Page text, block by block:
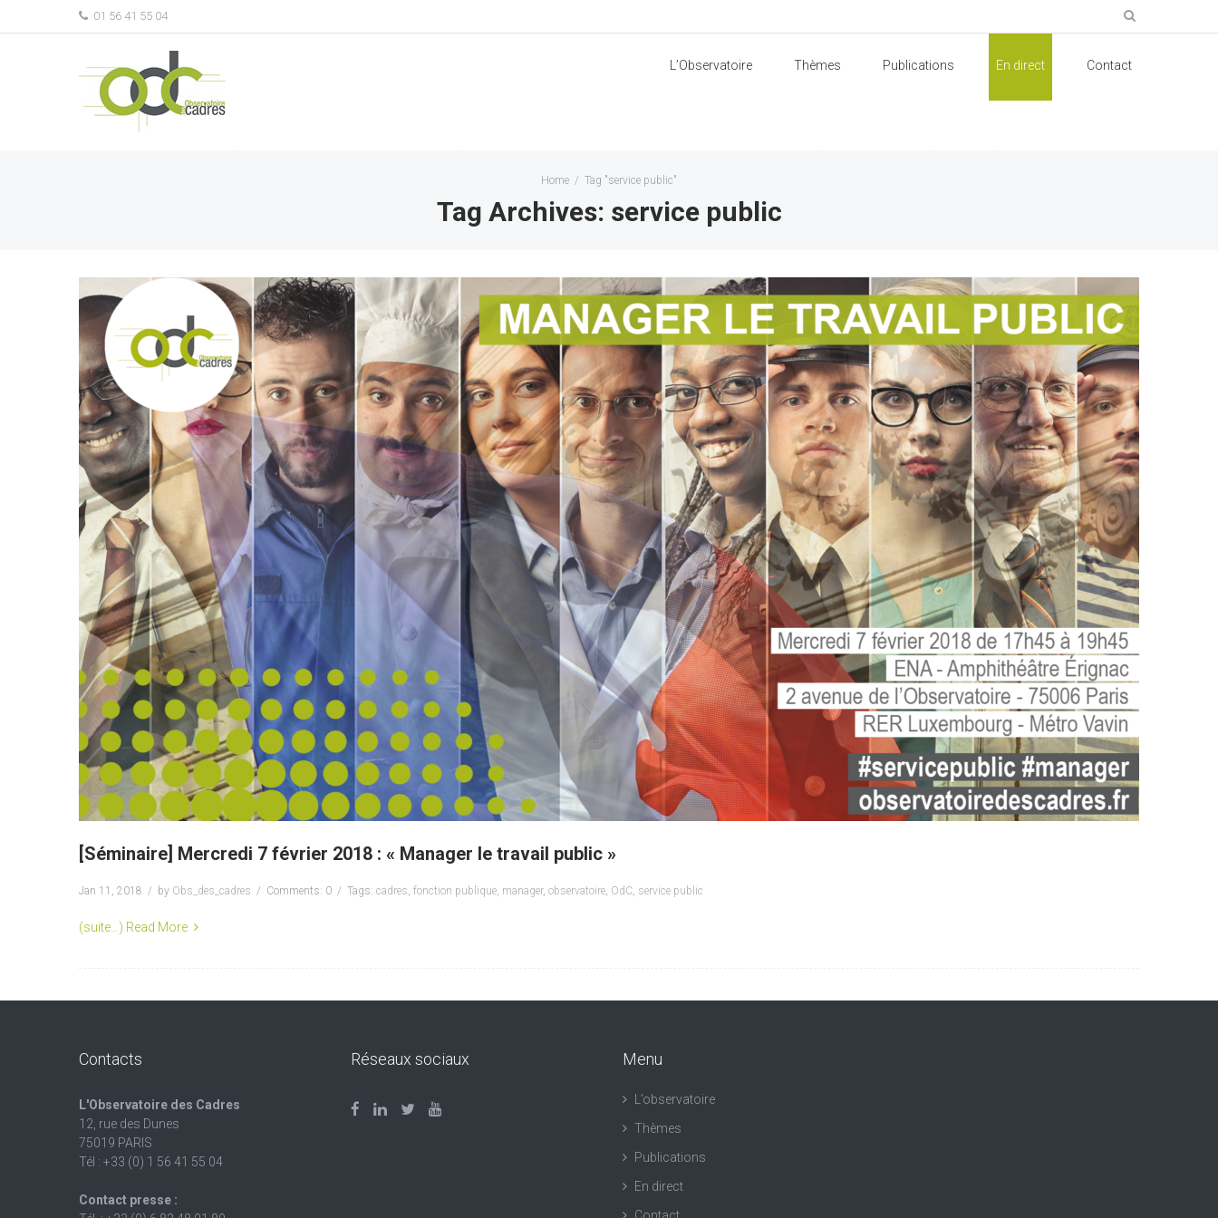
01 56 41 55 04
L’Observatoire Thèmes Publications En direct Contact
Home / Tag "service public"
Tag Archives: service public
[Séminaire] Mercredi 7 février 2018 : « Manager le travail public »
Jan 11, 2018 by Obs_des_cadres Comments: 0 Tags: cadres, fonction publique, manager, observatoire, OdC, service public
(suite…) Read More
Contacts
L'Observatoire des Cadres
12, rue des Dunes
75019 PARIS
Tél : +33 (0) 1 56 41 55 04
Contact presse :
Réseaux sociaux Menu
L’observatoire
Thèmes
Publications
En direct